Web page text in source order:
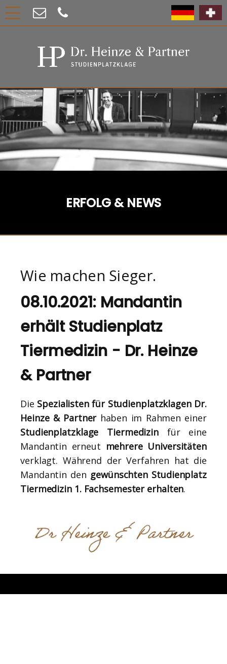
ERFOLG & NEWS
Wie machen Sieger.
08.10.2021: Mandantin
erhält Studienplatz
Tiermedizin - Dr. Heinze
& Partner
Die Spezialisten für Studienplatzklagen Dr.
Heinze & Partnerhaben im Rahmen einer
Studienplatzklage Tiermedizin für eine
Mandantin erneut mehrere Universitäten
verklagt. Während der Verfahren hat die
Mandantin den gewünschten Studienplatz
Tiermedizin 1. Fachsemester erhalten.